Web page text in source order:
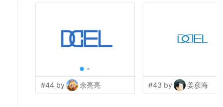
#44 by 余亮亮 #43 by 姜彦海